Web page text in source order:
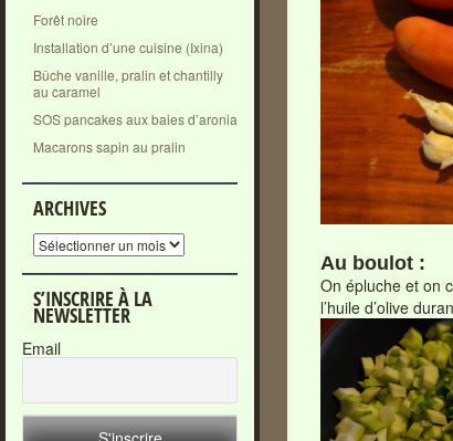
Forêt noire
Installation d’une cuisine (Ixina)
Bûche vanille, pralin et chantilly
au caramel
SOS pancakes aux baies d’aronia
Macarons sapin au pralin
ARCHIVES
Archives
S’INSCRIRE À LA
NEWSLETTER
Email
Au boulot :
On épluche et on
l’huile d’olive